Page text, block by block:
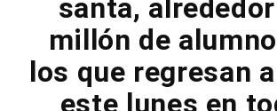
santa,
millón de
los que regresan
este lunes en